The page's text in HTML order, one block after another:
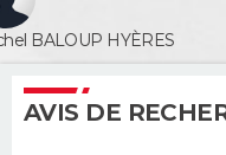
Alimentation
Guide de la santé
Maladies
Médicaments
Sommeil
+
Destinations
City break
Voyage nature
Voyage de noces
Forum
Climat
PHOTO
BALOUP HYÈRES
AVIS DE